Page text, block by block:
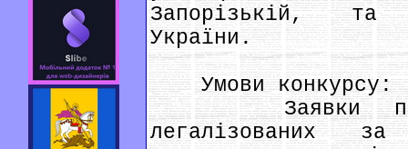
Запорізькій, та
України.
Умови конкурсу:
Заявки
легалізованих за